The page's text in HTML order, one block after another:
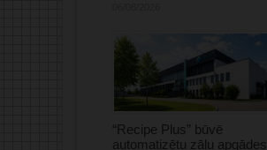
“Recipe Plus” būvē
automatizētu zāļu apgādes